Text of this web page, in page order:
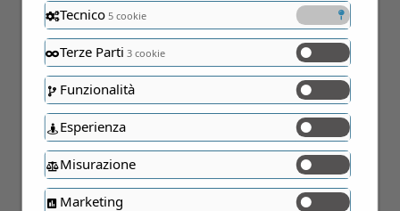
Quante volte, guardando un bel
letto a baldacchino in una villa,
vi siete immedesimati nelle
nobildonne o nei nobiluomini…
MAI FAR SEDERE TREDICI
PERSONE A TAVOLA!
Tecnico5 cookie
Terze Parti 3 cookie
Funzionalità
Esperienza
Misurazione
Marketing